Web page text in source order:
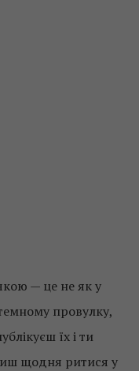
— це не як у
провулку,
їх і ти
щодня ритися у